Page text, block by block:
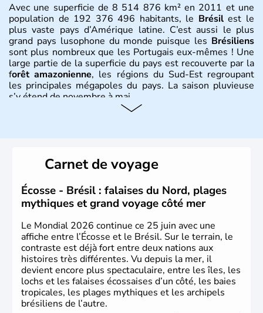
Avec une superficie de 8 514 876 km² en 2011 et une
population de 192 376 496 habitants, le Brésilest le
plus vaste pays d’Amérique latine. C’est aussi le plus
grand pays lusophone du monde puisque les Brésiliens
sont plus nombreux que les Portugais eux-mêmes ! Une
large partie de la superficie du pays est recouverte par la
forêt amazonienne, les régions du Sud-Est regroupant
les principales mégapoles du pays. La saison pluvieuse
s’y étend de novembre à mai.
du Brésil ont été atteintes par le portugais Cabral en
1500. Durant le XVIe siècle, de très nombreux esclaves
venus d'Afrique ont permis une large exploitation des
ressources en sucre du pays.
Carnet de voyage
Écosse - Brésil : falaises du Nord, plages
mythiques et grand voyage côté mer
Le Mondial 2026 continue ce 25 juin avec une
affiche entre l’Écosse et le Brésil. Sur le terrain, le
contraste est déjà fort entre deux nations aux
histoires très différentes. Vu depuis la mer, il
devient encore plus spectaculaire, entre les îles, les
lochs et les falaises écossaises d’un côté, les baies
tropicales, les plages mythiques et les archipels
brésiliens de l’autre.